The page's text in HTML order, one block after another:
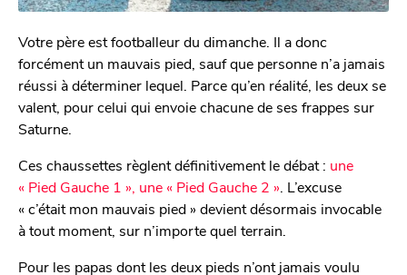
Votre père est footballeur du dimanche. Il a donc
forcément un mauvais pied, sauf que personne n’a jamais
réussi à déterminer lequel. Parce qu’en réalité, les deux se
valent, pour celui qui envoie chacune de ses frappes sur
Saturne.
Ces chaussettes règlent définitivement le débat : une
« Pied Gauche 1 », une « Pied Gauche 2 » . L’excuse
« c’était mon mauvais pied » devient désormais invocable
à tout moment, sur n’importe quel terrain.
Pour les papas dont les deux pieds n’ont jamais voulu